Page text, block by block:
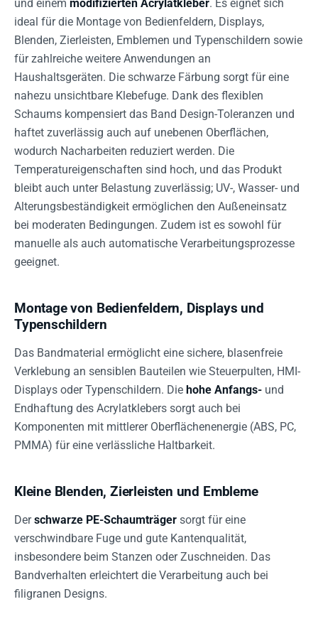
und einem modifizierten Acrylatkleber. Es eignet sich
ideal für die Montage von Bedienfeldern, Displays,
Blenden, Zierleisten, Emblemen und Typenschildern sowie
für zahlreiche weitere Anwendungen an
Haushaltsgeräten. Die schwarze Färbung sorgt für eine
nahezu unsichtbare Klebefuge. Dank des flexiblen
Schaums kompensiert das Band Design-Toleranzen und
haftet zuverlässig auch auf unebenen Oberflächen,
wodurch Nacharbeiten reduziert werden. Die
Temperatureigenschaften sind hoch, und das Produkt
bleibt auch unter Belastung zuverlässig; UV-, Wasser- und
Alterungsbeständigkeit ermöglichen den Außeneinsatz
bei moderaten Bedingungen. Zudem ist es sowohl für
manuelle als auch automatische Verarbeitungsprozesse
geeignet.
Montage von Bedienfeldern, Displays und
Typenschildern
Das Bandmaterial ermöglicht eine sichere, blasenfreie
Verklebung an sensiblen Bauteilen wie Steuerpulten, HMI-
Displays oder Typenschildern. Die hohe Anfangs- und
Endhaftung des Acrylatklebers sorgt auch bei
Komponenten mit mittlerer Oberflächenenergie (ABS, PC,
PMMA) für eine verlässliche Haltbarkeit.
Kleine Blenden, Zierleisten und Embleme
Derschwarze PE-Schaumträger sorgt für eine
verschwindbare Fuge und gute Kantenqualität,
insbesondere beim Stanzen oder Zuschneiden. Das
Bandverhalten erleichtert die Verarbeitung auch bei
filigranen Designs.